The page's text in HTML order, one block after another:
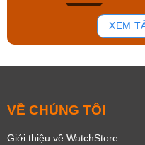
166
XEM
VỀ CHÚNG TÔI
Giới thiệu về WatchStore